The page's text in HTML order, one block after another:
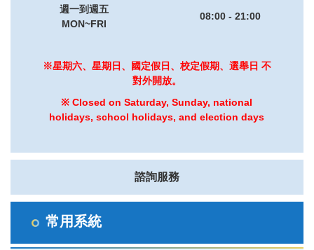
週一到週五
MON~FRI
08:00 - 21:00
※星期六、星期日、國定假日、校定假期、選舉日 不
對外開放。
※ Closed on Saturday, Sunday, national
holidays, school holidays, and election days
諮詢服務
常用系統